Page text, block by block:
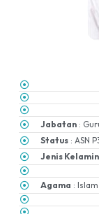
Jabatan :
Status : ASN
Jenis Kelamin
Agama : Islam